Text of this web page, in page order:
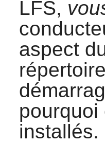
LFS,
aspect
pourquoi
installés.